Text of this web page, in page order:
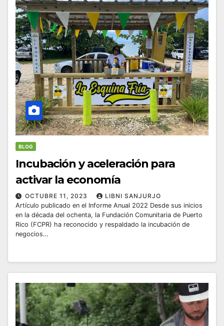
BLOG
Incubación y aceleración para
activar la economía
OCTUBRE 11, 2023
LIBNI SANJURJO
Artículo publicado en el Informe Anual 2022 Desde sus inicios
en la década del ochenta, la Fundación Comunitaria de Puerto
Rico (FCPR) ha reconocido y respaldado la incubación de
negocios…